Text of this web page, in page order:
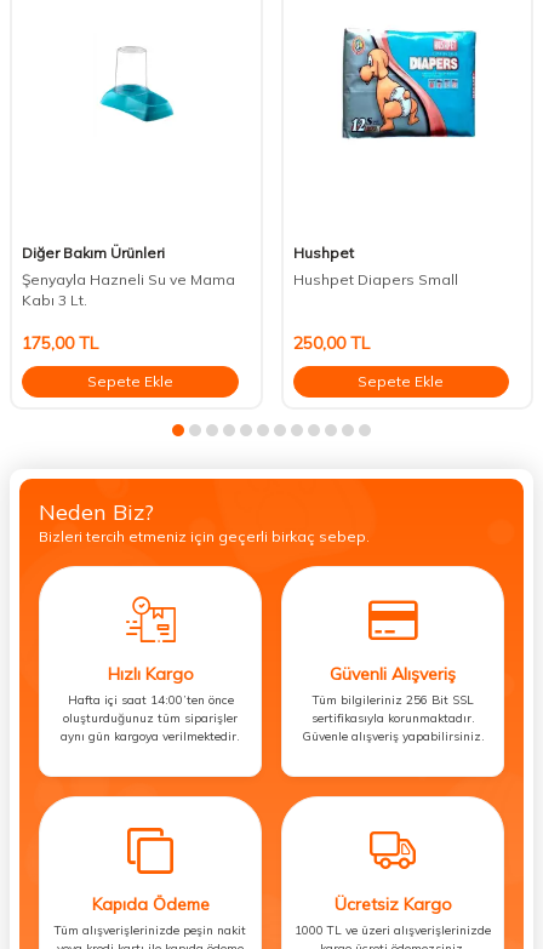
Diğer Bakım Ürünleri
Şenyayla Hazneli Su ve Mama
Kabı 3 Lt.
175,00TL
Sepete Ekle
Hushpet
Hushpet Diapers Small
250,00TL
Sepete Ekle
Neden Biz?
Bizleri tercih etmeniz için geçerli birkaç sebep.
Hızlı Kargo
Hafta içi saat 14:00’ten önce
oluşturduğunuz tüm siparişler
aynı gün kargoya verilmektedir.
Güvenli Alışveriş
Tüm bilgileriniz 256 Bit SSL
sertifikasıyla korunmaktadır.
Güvenle alışveriş yapabilirsiniz.
Kapıda Ödeme
Tüm alışverişlerinizde peşin nakit
Ücretsiz Kargo
1000 TL ve üzeri alışverişlerinizde